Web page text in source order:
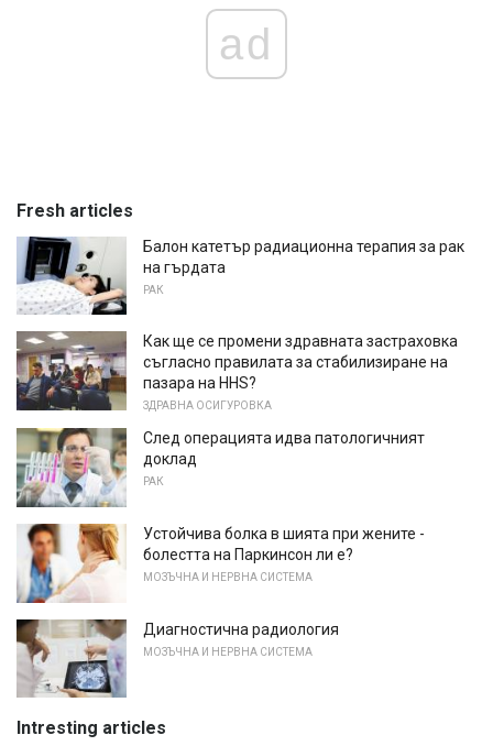
ad
Fresh articles
Балон катетър радиационна терапия за рак
на гърдата
РАК
Как ще се промени здравната застраховка
съгласно правилата за стабилизиране на
пазара на HHS?
ЗДРАВНА ОСИГУРОВКА
След операцията идва патологичният
доклад
РАК
Устойчива болка в шията при жените -
болестта на Паркинсон ли е?
МОЗЪЧНА И НЕРВНА СИСТЕМА
Диагностична радиология
МОЗЪЧНА И НЕРВНА СИСТЕМА
Intresting articles